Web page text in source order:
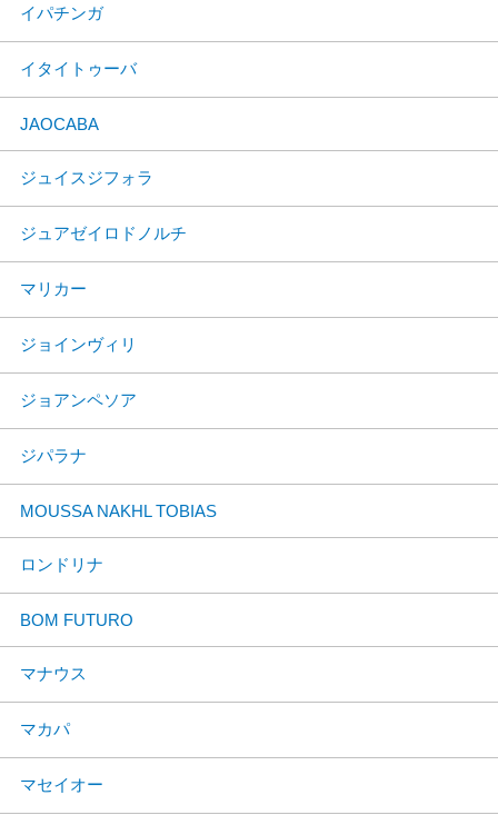
イパチンガ
イタイトゥーバ
JAOCABA
ジュイスジフォラ
ジュアゼイロドノルチ
マリカー
ジョインヴィリ
ジョアンペソア
ジパラナ
MOUSSA NAKHL TOBIAS
ロンドリナ
BOM FUTURO
マナウス
マカパ
マセイオー